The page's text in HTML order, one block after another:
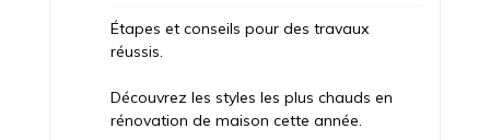
Étapes et conseils pour des travaux
réussis.
Découvrez les styles les plus chauds en
rénovation de maison cette année.